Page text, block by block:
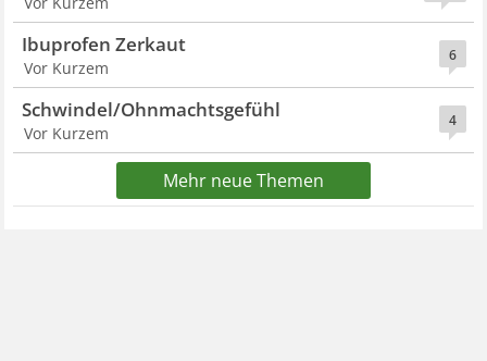
6
Ibuprofen Zerkaut
Vor Kurzem
4
Schwindel/Ohnmachtsgefühl
Vor Kurzem
Mehr neue Themen